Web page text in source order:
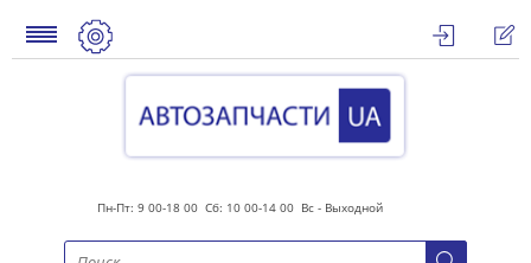
Пн-Пт: 9 00-18 00 Сб: 10 00-14 00 Вс - Выходной